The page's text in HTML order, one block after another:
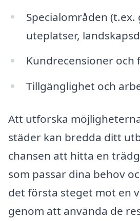
Specialområden
uteplatser,
Kundrecensioner och
Tillgänglighet och
Att utforska
städer kan bredda ditt
chansen att hitta en
som passar dina behov
det första steget mot en
genom att använda de